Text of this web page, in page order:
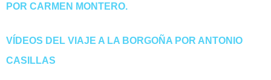
POR CARMEN MONTERO.
VÍDEOS DEL VIAJE A LA BORGOÑA POR ANTONIO
CASILLAS